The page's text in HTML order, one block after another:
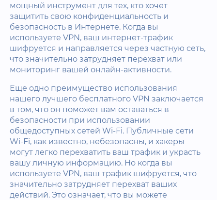
мощный инструмент для тех, кто хочет
защитить свою конфиденциальность и
безопасность в Интернете. Когда вы
используете VPN, ваш интернет-трафик
шифруется и направляется через частную сеть,
что значительно затрудняет перехват или
мониторинг вашей онлайн-активности.
Еще одно преимущество использования
нашего лучшего бесплатного VPN заключается
в том, что он поможет вам оставаться в
безопасности при использовании
общедоступных сетей Wi-Fi. Публичные сети
Wi-Fi, как известно, небезопасны, и хакеры
могут легко перехватить ваш трафик и украсть
вашу личную информацию. Но когда вы
используете VPN, ваш трафик шифруется, что
значительно затрудняет перехват ваших
действий. Это означает, что вы можете